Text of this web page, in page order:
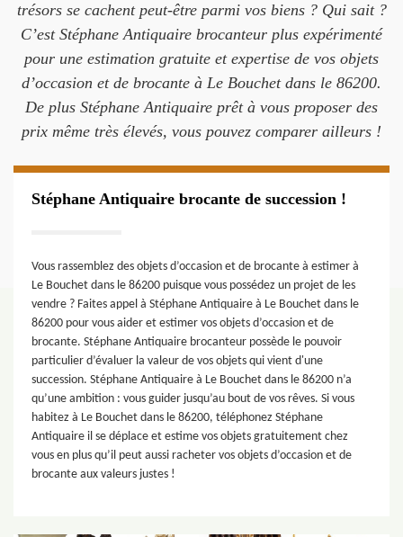
trésors se cachent peut-être parmi vos biens ? Qui sait ?
C’est Stéphane Antiquaire brocanteur plus expérimenté
pour une estimation gratuite et expertise de vos objets
d’occasion et de brocante à Le Bouchet dans le 86200.
De plus Stéphane Antiquaire prêt à vous proposer des
prix même très élevés, vous pouvez comparer ailleurs !
Stéphane Antiquaire brocante de succession !
Vous rassemblez des objets d’occasion et de brocante à estimer à
Le Bouchet dans le 86200 puisque vous possédez un projet de les
vendre ? Faites appel à Stéphane Antiquaire à Le Bouchet dans le
86200 pour vous aider et estimer vos objets d’occasion et de
brocante. Stéphane Antiquaire brocanteur possède le pouvoir
particulier d’évaluer la valeur de vos objets qui vient d'une
succession. Stéphane Antiquaire à Le Bouchet dans le 86200 n’a
qu’une ambition : vous guider jusqu’au bout de vos rêves. Si vous
habitez à Le Bouchet dans le 86200, téléphonez Stéphane
Antiquaire il se déplace et estime vos objets gratuitement chez
vous en plus qu’il peut aussi racheter vos objets d’occasion et de
brocante aux valeurs justes !